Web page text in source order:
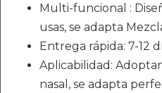
Multi-funcional :
usas, se adapta
Entrega rápida: 7-12
Aplicabilidad:
nasal, se adapta